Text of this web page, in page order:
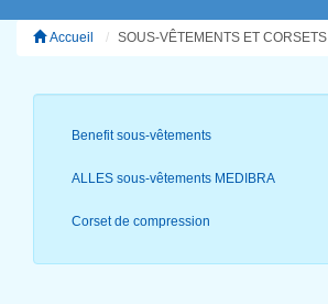
Accueil SOUS-VÊTEMENTS ET CORSETS
Benefit sous-vêtements
ALLES sous-vêtements MEDIBRA
Corset de compression